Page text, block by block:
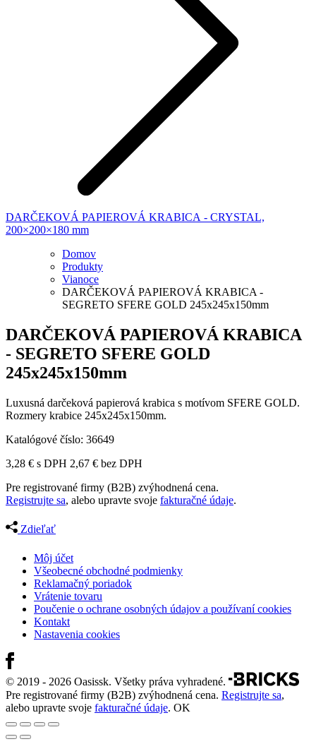
DARČEKOVÁ PAPIEROVÁ KRABICA - CRYSTAL,
200×200×180 mm
Domov
Produkty
Vianoce
DARČEKOVÁ PAPIEROVÁ KRABICA -
SEGRETO SFERE GOLD 245x245x150mm
DARČEKOVÁ PAPIEROVÁ KRABICA
- SEGRETO SFERE GOLD
245x245x150mm
Luxusná darčeková papierová krabica s motívom SFERE GOLD.
Rozmery krabice 245x245x150mm.
Katalógové číslo: 36649
3,28 € s DPH 2,67 € bez DPH
Pre registrované firmy (B2B) zvýhodnená cena.
Registrujte sa, alebo upravte svoje fakturačné údaje.
Zdieľať
Môj účet
Všeobecné obchodné podmienky
Reklamačný poriadok
Vrátenie tovaru
Poučenie o ochrane osobných údajov a používaní cookies
Kontakt
Nastavenia cookies
© 2019 - 2026 Oasissk. Všetky práva vyhradené.
Pre registrované firmy (B2B) zvýhodnená cena. Registrujte sa,
alebo upravte svoje fakturačné údaje. OK